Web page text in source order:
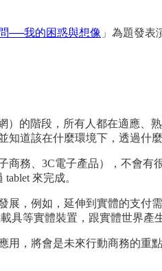
──我的困惑與想像 」為題發
）的階段，所有人都在適應
道該在什麼環境下，透過什
商務、3C電子產品），不會
來完成。
展，例如，延伸到實體的支
具等實體裝置，跟實體世界產
，將會是未來行動商務的重點